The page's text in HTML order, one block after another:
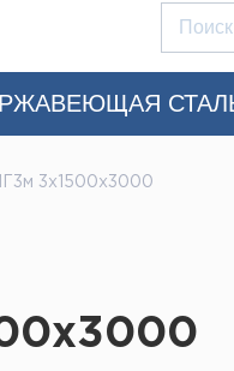
3х1500х3000